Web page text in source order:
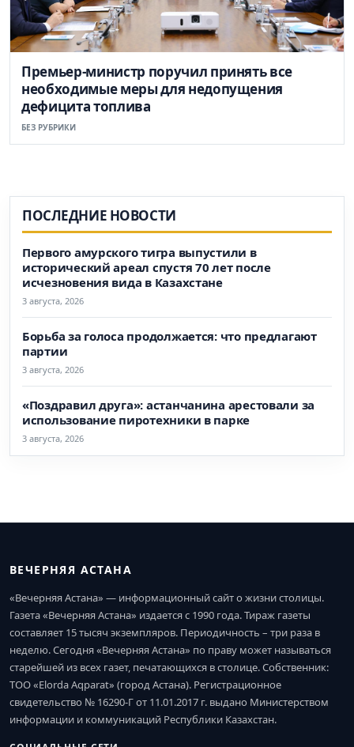
Премьер-министр поручил принять все
необходимые меры для недопущения
дефицита топлива
БЕЗ РУБРИКИ
ПОСЛЕДНИЕ НОВОСТИ
Первого амурского тигра выпустили в
исторический ареал спустя 70 лет после
исчезновения вида в Казахстане
3 августа, 2026
Борьба за голоса продолжается: что предлагают
партии
3 августа, 2026
«Поздравил друга»: астанчанина арестовали за
использование пиротехники в парке
3 августа, 2026
ВЕЧЕРНЯЯ АСТАНА
«Вечерняя Астана» — информационный сайт о жизни столицы.
Газета «Вечерняя Астана» издается с 1990 года. Тираж газеты
составляет 15 тысяч экземпляров. Периодичность – три раза в
неделю. Сегодня «Вечерняя Астана» по праву может называться
старейшей из всех газет, печатающихся в столице. Собственник:
ТОО «Elorda Aqparat» (город Астана). Регистрационное
свидетельство № 16290-Г от 11.01.2017 г. выдано Министерством
информации и коммуникаций Республики Казахстан.